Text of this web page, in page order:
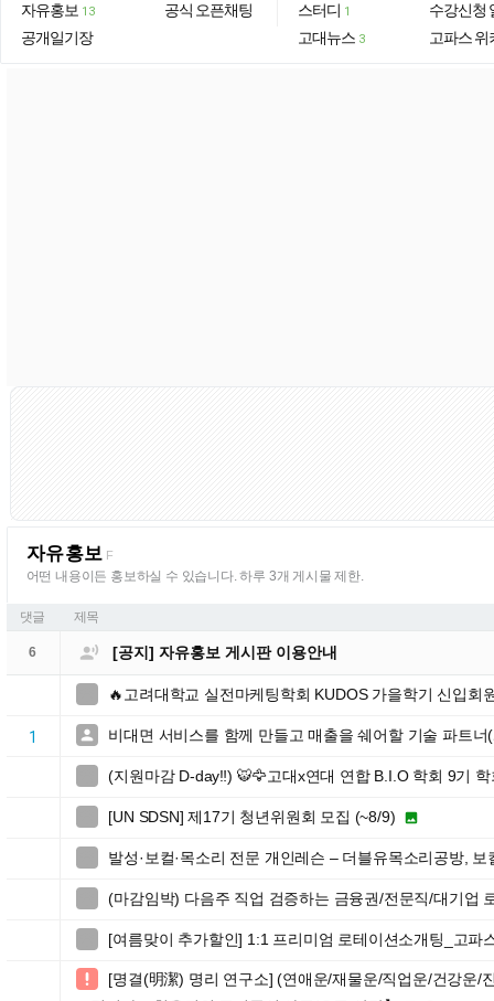
자유홍보 13
공개일기장
공식 오픈채팅 스터디 1
고대뉴스 3
수강신청
고파스 위
자유홍보 F
어떤 내용이든 홍보하실 수 있습니다. 하루 3개 게시물 제한.
댓글 제목
6  [공지] 자유홍보 게시판 이용안내
🔥고려대학교 실전마케팅학회 KUDOS 가을학기 신입회
1  비대면 서비스를 함께 만들고 매출을 쉐어할 기술 파트
(지원마감 D-day‼️) 🐯🦅고대x연대 연합 B.I.O 학회 9기
[UN SDSN] 제17기 청년위원회 모집 (~8/9) 
발성·보컬·목소리 전문 개인레슨 – 더블유목소리공방,
(마감임박) 다음주 직업 검증하는 금융권/전문직/대기업
[여름맞이 추가할인] 1:1 프리미엄 로테이션소개팅_고파

[명결(明潔) 명리 연구소] (연애운/재물운/직업운/건강운/